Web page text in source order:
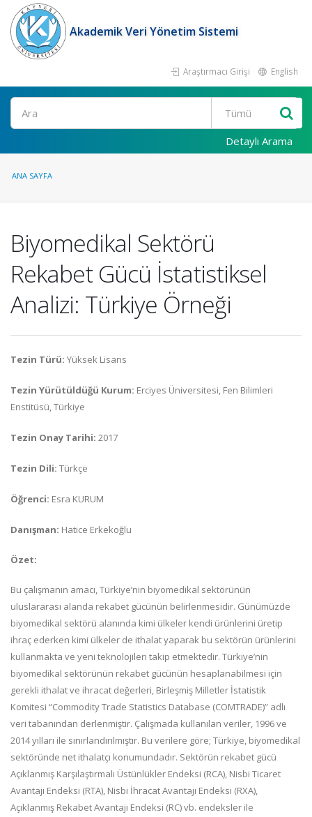
Akademik Veri Yönetim Sistemi
Araştırmacı Girişi English
Ara
Detaylı Arama
ANA SAYFA
Biyomedikal Sektörü
Rekabet Gücü İstatistiksel
Analizi: Türkiye Örneği
Tezin Türü: Yüksek Lisans
Tezin Yürütüldüğü Kurum: Erciyes Üniversitesi, Fen Bilimleri
Enstitüsü, Türkiye
Tezin Onay Tarihi: 2017
Tezin Dili: Türkçe
Öğrenci: Esra KURUM
Danışman: Hatice Erkekoğlu
Özet:
Bu çalışmanın amacı, Türkiye’nin biyomedikal sektörünün
uluslararası alanda rekabet gücünün belirlenmesidir. Günümüzde
biyomedikal sektörü alanında kimi ülkeler kendi ürünlerini üretip
ihraç ederken kimi ülkeler de ithalat yaparak bu sektörün ürünlerini
kullanmakta ve yeni teknolojileri takip etmektedir. Türkiye’nin
biyomedikal sektörünün rekabet gücünün hesaplanabilmesi için
gerekli ithalat ve ihracat değerleri, Birleşmiş Milletler İstatistik
Komitesi “Commodity Trade Statistics Database (COMTRADE)” adlı
veri tabanından derlenmiştir. Çalışmada kullanılan veriler, 1996 ve
2014 yılları ile sınırlandırılmıştır. Bu verilere göre; Türkiye, biyomedikal
sektöründe net ithalatçı konumundadır. Sektörün rekabet gücü
Açıklanmış Karşılaştırmalı Üstünlükler Endeksi (RCA), Nisbi Ticaret
Avantajı Endeksi (RTA), Nisbi İhracat Avantajı Endeksi (RXA),
Açıklanmış Rekabet Avantajı Endeksi (RC) vb. endeksler ile